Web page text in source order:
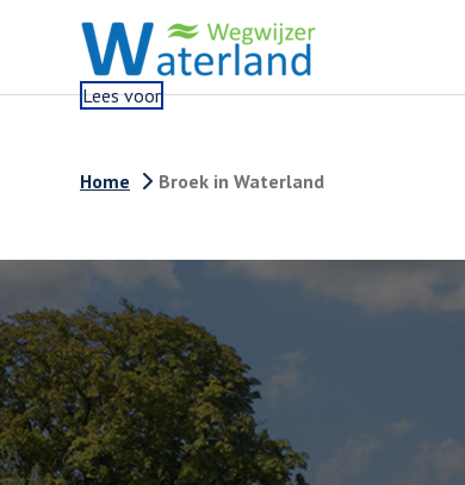
Lees voor
Home Broek in Waterland